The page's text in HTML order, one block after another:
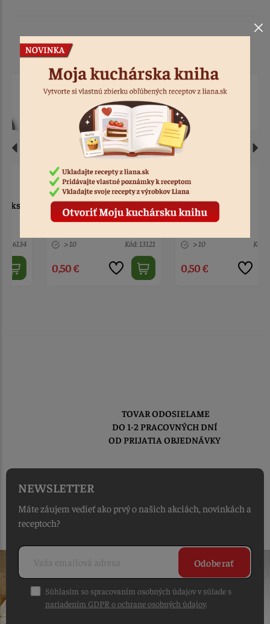
Obrúčka hrubá zlatá pár
Obrúčka hrubá
strieborná pár
Kód: 13122
TOVAR ODOSIELAME
DO 1-2 PRACOVNÝCH DNÍ
OD PRIJATIA OBJEDNÁVKY
NEWSLETTER
Máte záujem vedieť ako prvý o našich akciách, novinkách a
receptoch?
Odoberať
Súhlasím so spracovaním osobných údajov v súlade s
nariadením GDPR o ochrane osobných údajov.